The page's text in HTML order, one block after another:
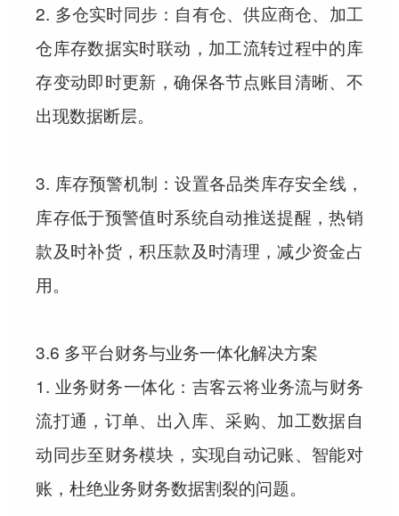
2. 多仓实时同步：自有仓、供应商仓、加工
仓库存数据实时联动，加工流转过程中的库
存变动即时更新，确保各节点账目清晰、不
出现数据断层。
3. 库存预警机制：设置各品类库存安全线，
库存低于预警值时系统自动推送提醒，热销
款及时补货，积压款及时清理，减少资金占
用。
3.6 多平台财务与业务一体化解决方案
1. 业务财务一体化：吉客云将业务流与财务
流打通，订单、出入库、采购、加工数据自
动同步至财务模块，实现自动记账、智能对
账，杜绝业务财务数据割裂的问题。